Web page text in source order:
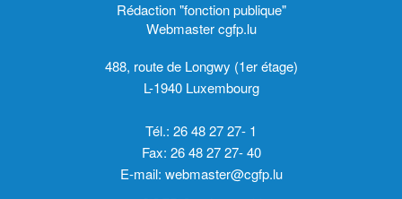
Rédaction "fonction publique"
Webmaster cgfp.lu
488, route de Longwy (1er étage)
L-1940 Luxembourg
Tél.: 26 48 27 27- 1
Fax: 26 48 27 27- 40
E-mail: webmaster@cgfp.lu